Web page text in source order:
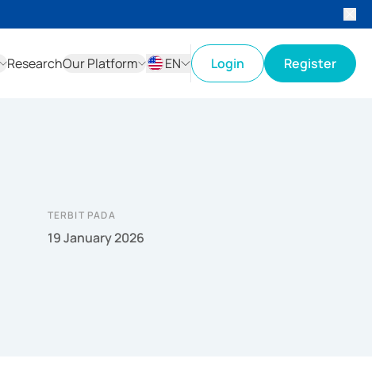
ResearchOur Platform
EN
Login Register
TERBIT PADA
19 January 2026